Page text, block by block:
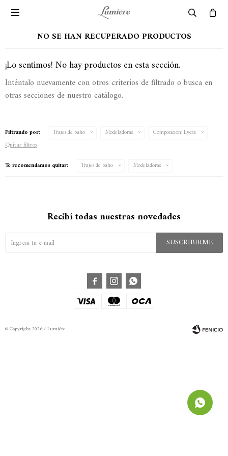

NO SE HAN RECUPERADO PRODUCTOS
¡Lo sentimos! No hay productos en esta sección.
Inténtalo nuevamente con otros criterios de filtrado o busca en
otras secciones de nuestro catálogo.
Filtrando por: Trajes de baño Modeladoras Composición:Lycra
Quitar filtros
Te recomendamos quitar: Trajes de baño Modeladoras
Recibí todas nuestras novedades
SUSCRIBIRME
  
© Copyright 2026 / Lumiére
Fenicio